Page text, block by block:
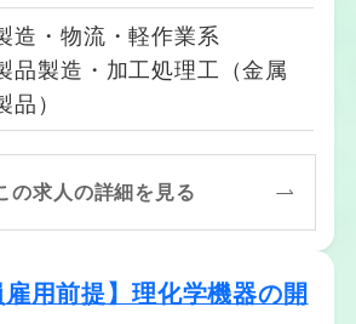
造・物流・軽作業系
品製造・加工処理工（金属
品）
の求人の詳細を見る
雇用前提】理化学機器の開